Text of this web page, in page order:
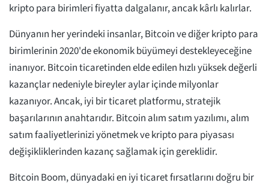
kripto para birimleri fiyatta dalgalanır, ancak kârlı kalırlar.
Dünyanın her yerindeki insanlar, Bitcoin ve diğer kripto para
birimlerinin 2020'de ekonomik büyümeyi destekleyeceğine
inanıyor. Bitcoin ticaretinden elde edilen hızlı yüksek değerli
kazançlar nedeniyle bireyler aylar içinde milyonlar
kazanıyor. Ancak, iyi bir ticaret platformu, stratejik
başarılarının anahtarıdır. Bitcoin alım satım yazılımı, alım
satım faaliyetlerinizi yönetmek ve kripto para piyasası
değişikliklerinden kazanç sağlamak için gereklidir.
Bitcoin Boom, dünyadaki en iyi ticaret fırsatlarını doğru bir